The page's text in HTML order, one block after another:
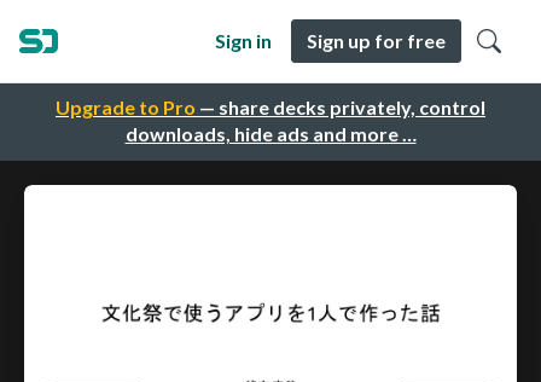
Upgrade to Pro — share decks privately, control
downloads, hide ads and more …
Sign in Sign up for free